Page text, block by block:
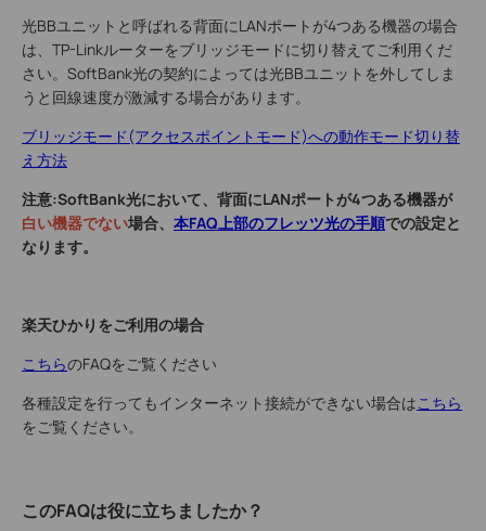
光BBユニットと呼ばれる背面にLANポートが4つある機器の場合
は、TP-Linkルーターをブリッジモードに切り替えてご利用くだ
さい。SoftBank光の契約によっては光BBユニットを外してしま
うと回線速度が激減する場合があります。
ブリッジモード(アクセスポイントモード)への動作モード切り替
え方法
注意:SoftBank光において、背面にLANポートが4つある機器が
白い機器でない場合、 本FAQ上部のフレッツ光の手順での設定と
なります。
楽天ひかりをご利用の場合
こちらのFAQをご覧ください
各種設定を行ってもインターネット接続ができない場合はこちら
をご覧ください。
このFAQは役に立ちましたか？